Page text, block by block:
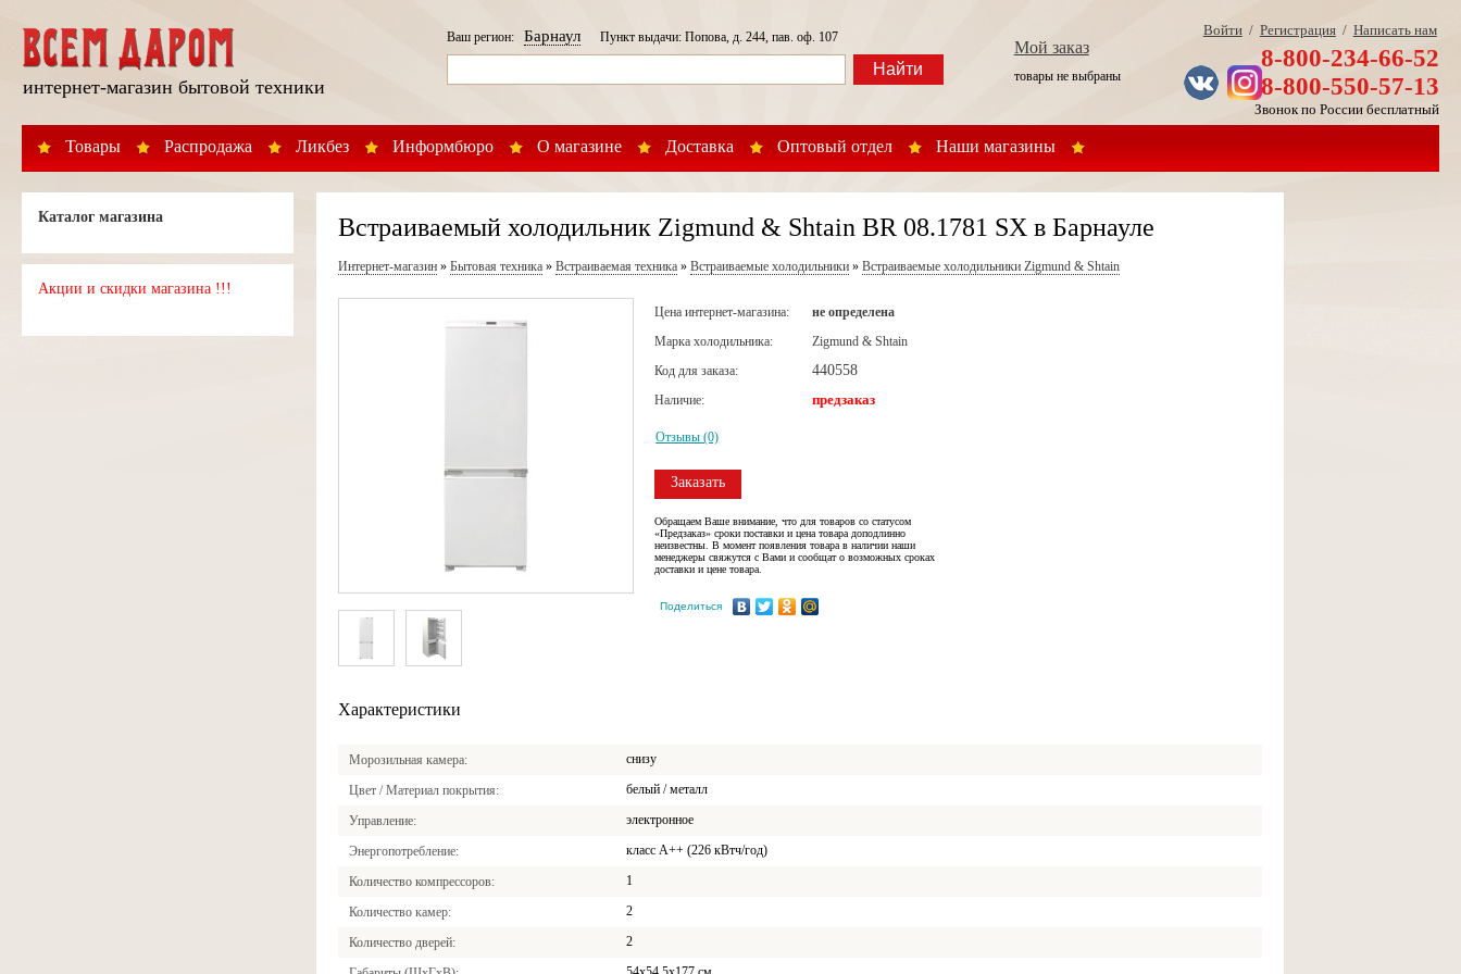
интернет-магазин бытовой техники
Товары Распродажа Ликбез Информбюро О магазине Доставка Оптовый отдел Наши магазины
Ваш регион:Барнаул Пункт выдачи: Попова, д. 244, пав. оф. 107
Найти
Мой заказ
товары не выбраны
Войти/ Регистрация/ Написать нам
8-800-234-66-52
8-800-550-57-13
Звонок по России бесплатный
Каталог магазина
Акции и скидки магазина !!!
Встраиваемый холодильник Zigmund & Shtain BR 08.1781 SX в Барнауле
Интернет-магазин »Бытовая техника »Встраиваемая техника »Встраиваемые холодильники »Встраиваемые холодильники Zigmund & Shtain
Цена интернет-магазина:
не определена
Марка холодильника:
Zigmund & Shtain
Код для заказа:
440558
Наличие: предзаказ
Отзывы (0)
Заказать
Обращаем Ваше внимание, что для товаров со статусом
«Предзаказ» сроки поставки и цена товара доподлинно
неизвестны. В момент появления товара в наличии наши
менеджеры свяжутся с Вами и сообщат о возможных сроках
доставки и цене товара.
Поделиться
Характеристики
Морозильная камера снизу
Цвет / Материал покрытия белый / металл
Управление электронное
Энергопотребление класс A++ (226 кВтч/год)
Количество компрессоров 1
Количество камер 2
Количество дверей 2